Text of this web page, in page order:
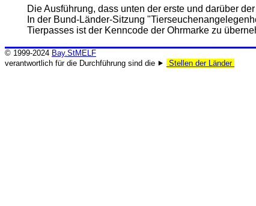
Die Ausführung, dass unten der erste und darüber
In der Bund-Länder-Sitzung
Tierpasses ist der Kenncode der Ohrmarke zu
© 1999-2024 Bay.StMELF
verantwortlich für die Durchführung sind die ⯈
Stellen der Länder